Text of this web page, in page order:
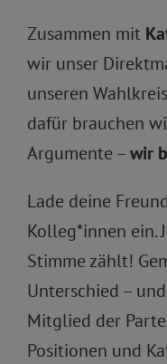
Zusammen mit
wir unser
unseren
dafür brauchen
Argumente –wir
Lade deine
Kolleg*innen ein.
Stimme zählt!
Unterschied –
Mitglied der
Positionen und